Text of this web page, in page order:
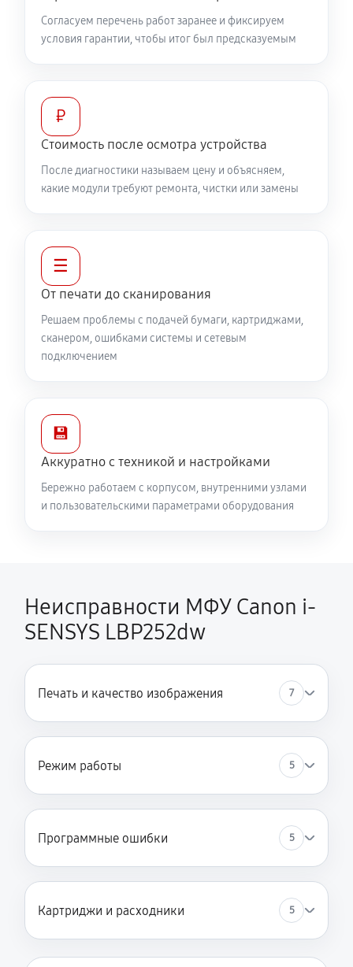
Согласуем перечень работ заранее и фиксируем
условия гарантии, чтобы итог был предсказуемым
₽
Стоимость после осмотра устройства
После диагностики называем цену и объясняем,
какие модули требуют ремонта, чистки или замены
☰
От печати до сканирования
Решаем проблемы с подачей бумаги, картриджами,
сканером, ошибками системы и сетевым
подключением
💾
Аккуратно с техникой и настройками
Бережно работаем с корпусом, внутренними узлами
и пользовательскими параметрами оборудования
Неисправности МФУ Canon i-
SENSYS LBP252dw
Печать и качество изображения 7
Режим работы 5
Программные ошибки 5
Картриджи и расходники 5